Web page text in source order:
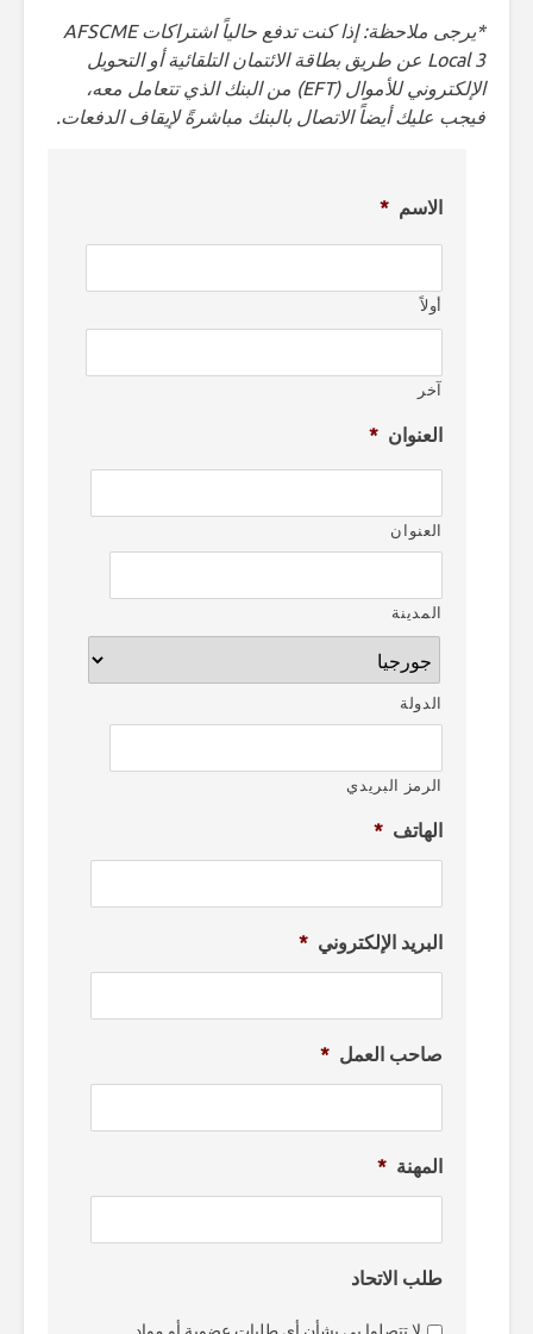
*يرجى ملاحظة: إذا كنت تدفع حالياً اشتراكات AFSCME
Local 3 عن طريق بطاقة الائتمان التلقائية أو التحويل
الإلكتروني للأموال (EFT) من البنك الذي تتعامل معه،
فيجب عليك أيضاً الاتصال بالبنك مباشرةً لإيقاف الدفعات.
الاسم *
أولاً
آخر
العنوان *
العنوان
المدينة
الدولة
الرمز البريدي
الهاتف *
البريد الإلكتروني *
صاحب العمل *
المهنة *
طلب الاتحاد
لا تتصلوا بي بشأن أي طلبات عضوية أو مواد